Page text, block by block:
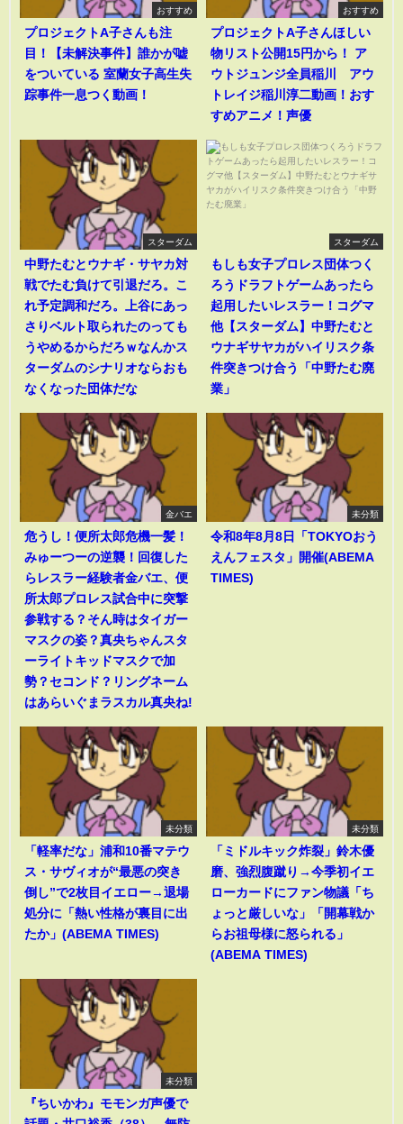
おすすめ
プロジェクトA子さんも注
目！【未解決事件】誰かが嘘
をついている 室蘭女子高生失
踪事件一息つく動画！
おすすめ
プロジェクトA子さんほしい
物リスト公開15円から！ ア
ウトジュンジ全員稲川 アウ
トレイジ稲川淳二動画！おす
すめアニメ！声優
スターダム
中野たむとウナギ・サヤカ対
戦でたむ負けて引退だろ。こ
れ予定調和だろ。上谷にあっ
さりベルト取られたのっても
うやめるからだろｗなんかス
ターダムのシナリオならおも
なくなった団体だな
スターダム
もしも女子プロレス団体つく
ろうドラフトゲームあったら
起用したいレスラー！コグマ
他【スターダム】中野たむと
ウナギサヤカがハイリスク条
件突きつけ合う「中野たむ廃
業」
金バエ
危うし！便所太郎危機一髪！
みゅーつーの逆襲！回復した
らレスラー経験者金バエ、便
所太郎プロレス試合中に突撃
参戦する？そん時はタイガー
マスクの姿？真央ちゃんスタ
ーライトキッドマスクで加
勢？セコンド？リングネーム
はあらいぐまラスカル真央ね!
未分類
令和8年8月8日「TOKYOおう
えんフェスタ」開催(ABEMA
TIMES)
未分類
「軽率だな」浦和10番マテウ
ス・サヴィオが“最悪の突き
倒し”で2枚目イエロー→退場
処分に「熱い性格が裏目に出
たか」(ABEMA TIMES)
未分類
「ミドルキック炸裂」鈴木優
磨、強烈腹蹴り→今季初イエ
ローカードにファン物議「ち
ょっと厳しいな」「開幕戦か
らお祖母様に怒られる」
(ABEMA TIMES)
未分類
『ちいかわ』モモンガ声優で